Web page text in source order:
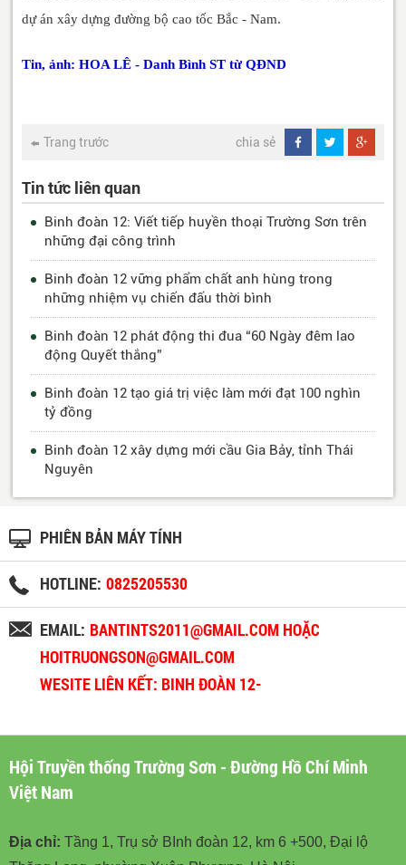
dự án xây dựng đường bộ cao tốc Bắc - Nam.
Tin, ảnh: HOA LÊ - Danh Bình ST từ QĐND
Trang trước chia sẻ
Tin tức liên quan
Binh đoàn 12: Viết tiếp huyền thoại Trường Sơn trên
những đại công trình
Binh đoàn 12 vững phẩm chất anh hùng trong
những nhiệm vụ chiến đấu thời bình
Binh đoàn 12 phát động thi đua “60 Ngày đêm lao
động Quyết thắng”
Binh đoàn 12 tạo giá trị việc làm mới đạt 100 nghìn
tỷ đồng
Binh đoàn 12 xây dựng mới cầu Gia Bảy, tỉnh Thái
Nguyên
PHIÊN BẢN MÁY TÍNH
HOTLINE: 0825205530
EMAIL: BANTINTS2011@GMAIL.COM HOẶC
HOITRUONGSON@GMAIL.COM
WESITE LIÊN KẾT: BINH ĐOÀN 12-
Hội Truyền thống Trường Sơn - Đường Hồ Chí Minh
Việt Nam
Địa chỉ: Tầng 1, Trụ sở BInh đoàn 12, km 6 +500, Đại lộ